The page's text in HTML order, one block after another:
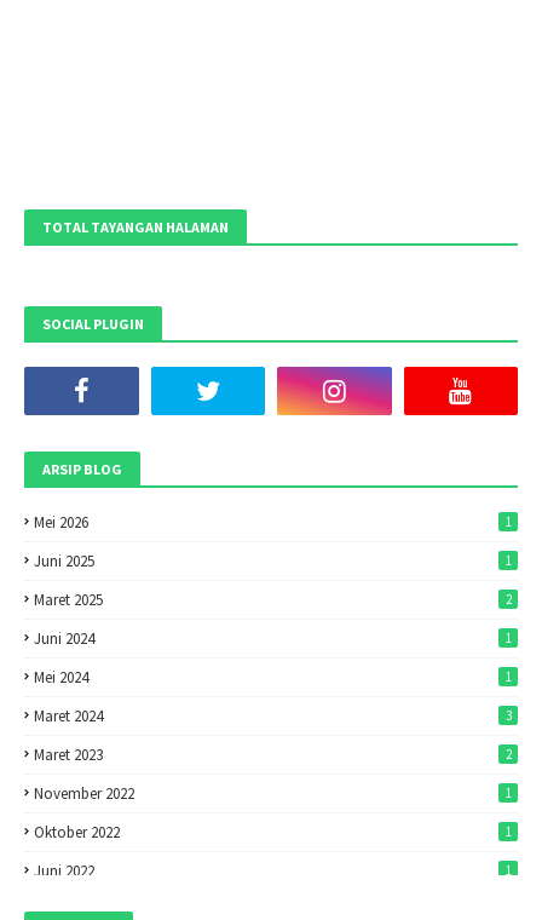
TOTAL TAYANGAN HALAMAN
SOCIAL PLUGIN
ARSIP BLOG
Mei 2026 1
Juni 2025 1
Maret 2025 2
Juni 2024 1
Mei 2024 1
Maret 2024 3
Maret 2023 2
November 2022 1
Oktober 2022 1
Juni 2022 1
Mei 2022